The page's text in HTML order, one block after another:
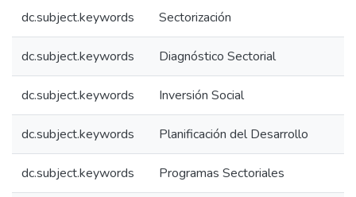
dc.subject.keywords Sectorización
dc.subject.keywords Diagnóstico Sectorial
dc.subject.keywords Inversión Social
dc.subject.keywords Planificación del Desarrollo
dc.subject.keywords Programas Sectoriales